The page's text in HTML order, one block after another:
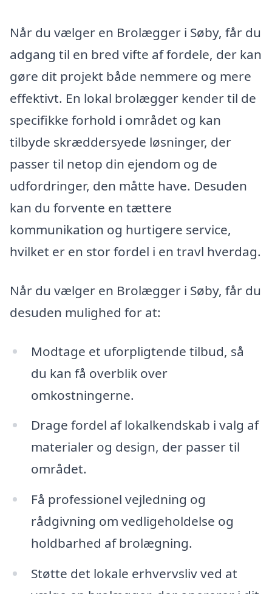
Når du vælger en Brolægger i Søby, får du
adgang til en bred vifte af fordele, der kan
gøre dit projekt både nemmere og mere
effektivt. En lokal brolægger kender til de
specifikke forhold i området og kan
tilbyde skræddersyede løsninger, der
passer til netop din ejendom og de
udfordringer, den måtte have. Desuden
kan du forvente en tættere
kommunikation og hurtigere service,
hvilket er en stor fordel i en travl hverdag.
Når du vælger en Brolægger i Søby, får du
desuden mulighed for at:
Modtage et uforpligtende tilbud, så
du kan få overblik over
omkostningerne.
Drage fordel af lokalkendskab i valg af
materialer og design, der passer til
området.
Få professionel vejledning og
rådgivning om vedligeholdelse og
holdbarhed af brolægning.
Støtte det lokale erhvervsliv ved at